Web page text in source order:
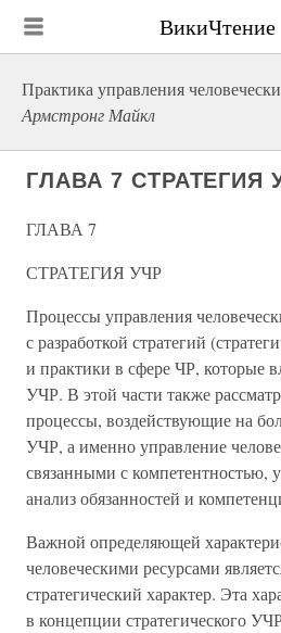
ВикиЧтение
Практика управления
Армстронг Майкл
ГЛАВА 7 СТРАТЕГИЯ
ГЛАВА 7
СТРАТЕГИЯ УЧР
Процессы управления
с разработкой стратегий
и практики в сфере ЧР, которые
УЧР. В этой части также
процессы, воздействующие на
УЧР, а именно управление
связанными с компетентностью,
анализ обязанностей и
Важной определяющей
человеческими ресурсами
стратегический характер. Эта
в концепции стратегического